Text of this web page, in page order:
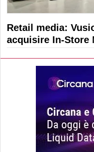
Retail media:
acquisire In-Store